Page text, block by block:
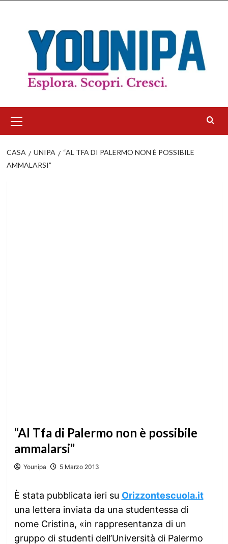
contenuto
principale
CASA UNIPA
“AL TFA DI PALERMO NON È POSSIBILE
AMMALARSI”
“Al Tfa di Palermo non è possibile
ammalarsi”
Younipa 5 Marzo 2013
È stata pubblicata ieri su Orizzontescuola.it
una lettera inviata da una studentessa di
nome Cristina, «in rappresentanza di un
gruppo di studenti dell’Università di Palermo